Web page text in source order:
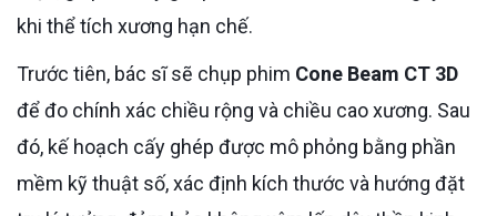
khi thể tích xương hạn chế.
Trước tiên, bác sĩ sẽ chụp phim Cone Beam CT 3D
để đo chính xác chiều rộng và chiều cao xương. Sau
đó, kế hoạch cấy ghép được mô phỏng bằng phần
mềm kỹ thuật số, xác định kích thước và hướng đặt